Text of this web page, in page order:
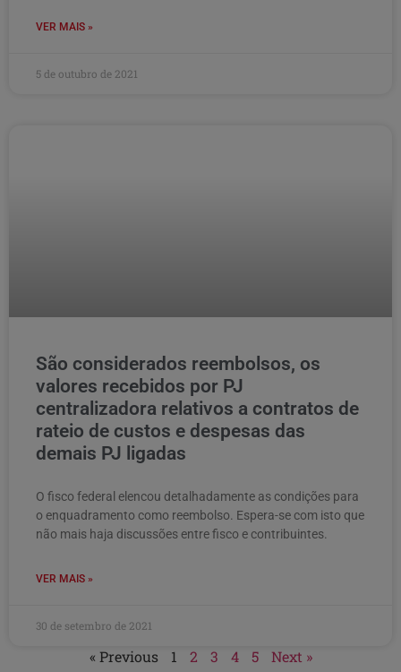
VER MAIS »
5 de outubro de 2021
São considerados reembolsos, os
valores recebidos por PJ
centralizadora relativos a contratos de
rateio de custos e despesas das
demais PJ ligadas
O fisco federal elencou detalhadamente as condições para
o enquadramento como reembolso. Espera-se com isto que
não mais haja discussões entre fisco e contribuintes.
VER MAIS »
30 de setembro de 2021
« Previous 1 2 3 4 5 Next »